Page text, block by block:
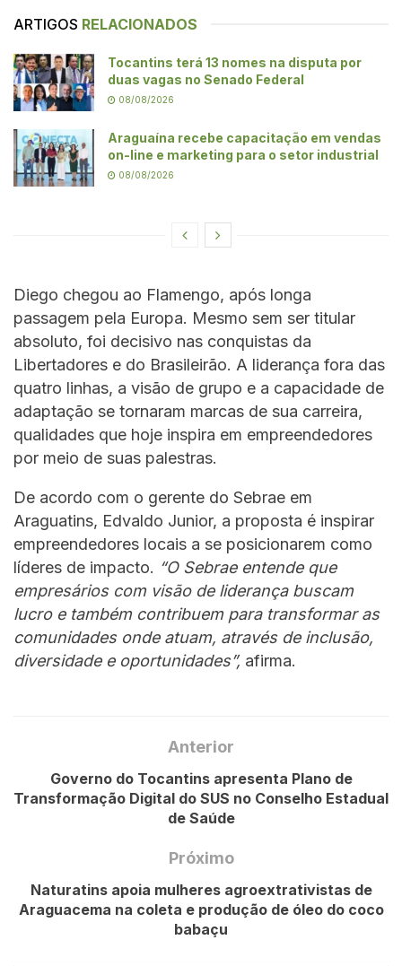
ARTIGOS RELACIONADOS
Tocantins terá 13 nomes na disputa por
duas vagas no Senado Federal
08/08/2026
Araguaína recebe capacitação em vendas
on-line e marketing para o setor industrial
08/08/2026
Diego chegou ao Flamengo, após longa
passagem pela Europa. Mesmo sem ser titular
absoluto, foi decisivo nas conquistas da
Libertadores e do Brasileirão. A liderança fora das
quatro linhas, a visão de grupo e a capacidade de
adaptação se tornaram marcas de sua carreira,
qualidades que hoje inspira em empreendedores
por meio de suas palestras.
De acordo com o gerente do Sebrae em
Araguatins, Edvaldo Junior, a proposta é inspirar
empreendedores locais a se posicionarem como
líderes de impacto. “O Sebrae entende que
empresários com visão de liderança buscam
lucro e também contribuem para transformar as
comunidades onde atuam, através de inclusão,
diversidade e oportunidades”, afirma.
Anterior
Governo do Tocantins apresenta Plano de
Transformação Digital do SUS no Conselho Estadual
de Saúde
Próximo
Naturatins apoia mulheres agroextrativistas de
Araguacema na coleta e produção de óleo do coco
babaçu